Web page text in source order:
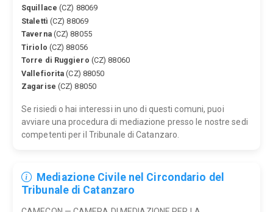
Squillace (CZ) 88069
Stalettì (CZ) 88069
Taverna(CZ) 88055
Tiriolo (CZ) 88056
Torre di Ruggiero (CZ) 88060
Vallefiorita (CZ) 88050
Zagarise (CZ) 88050
Se risiedi o hai interessi in uno di questi comuni, puoi
avviare una procedura di mediazione presso le nostre sedi
competenti per il Tribunale di Catanzaro.
Mediazione Civile nel Circondario del
Tribunale di Catanzaro